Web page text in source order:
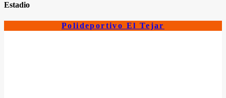
Estadio
Polideportivo El Tejar